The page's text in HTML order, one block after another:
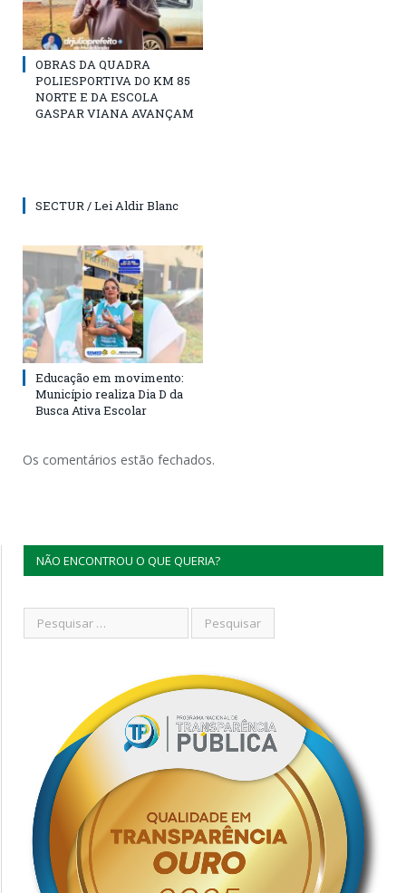
OBRAS DA QUADRA
POLIESPORTIVA DO KM 85
NORTE E DA ESCOLA
GASPAR VIANA AVANÇAM
SECTUR / Lei Aldir Blanc
Educação em movimento:
Município realiza Dia D da
Busca Ativa Escolar
Os comentários estão fechados.
NÃO ENCONTROU O QUE QUERIA?